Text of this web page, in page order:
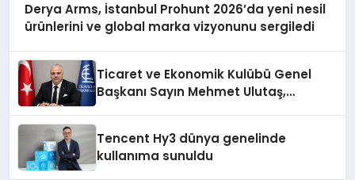
Derya Arms, İstanbul Prohunt 2026’da yeni nesil
ürünlerini ve global marka vizyonunu sergiledi
Ticaret ve Ekonomik Kulübü Genel
Başkanı Sayın Mehmet Ulutaş,
Tencent Hy3 dünya genelinde
kullanıma sunuldu